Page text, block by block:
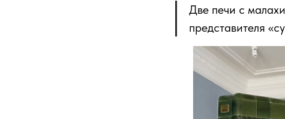
Две печи с
представителя